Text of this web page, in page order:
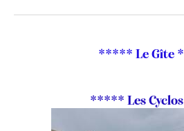
***** Le Gîte
***** Les